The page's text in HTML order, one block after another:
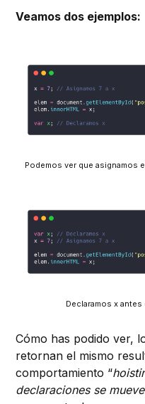
Veamos dos ejemplos:
Podemos ver que asignamos
Declaramos x
Cómo has podido ver,
retornan el mismo
comportamiento “
declaraciones se